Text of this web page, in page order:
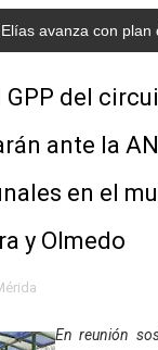
instalará
avanza en la
avanza con plan
del
ante la
en el
y Olmedo
En reunión